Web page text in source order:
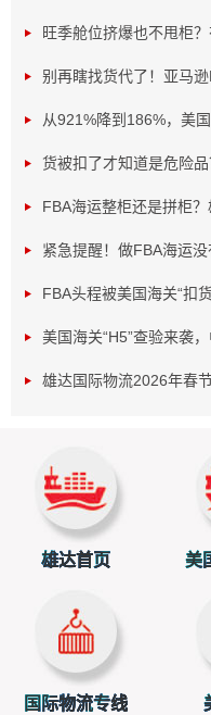
一、固体颗粒可
固体颗粒属于有机化
类也有颗粒装的，属于危
相对于来说出口比较严格
二、固体颗粒有
固体颗粒有危险品特
是要去网络上找，或者相
没这种类型的产品出口，
物流有限公司目前已欧美
旺季舱位挤爆也不甩柜
别再瞎找货代了！亚马
从921%降到186%，美
货被扣了才知道是危险
FBA海运整柜还是拼柜
FBA头程被美国海关“扣
美国海关“H5”查验来袭
雄达国际物流2026年春
雄达首页 美
国际物流专线